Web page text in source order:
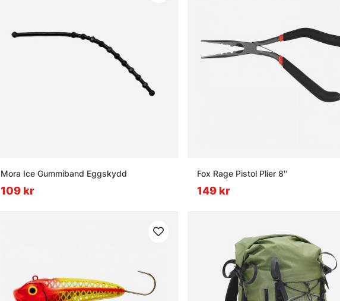
Mora Ice Gummiband Eggskydd
109 kr
Fox Rage Pistol Plier 8''
149 kr